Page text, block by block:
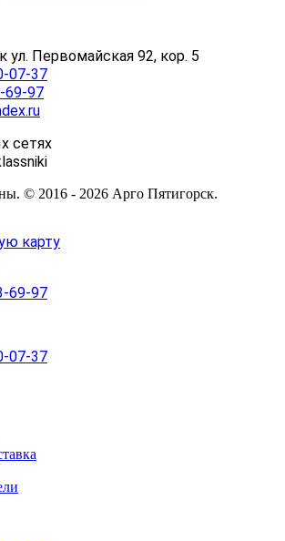
ул. Первомайская 92, кор. 5
07-37
69-97
сетях
© 2016 - 2026 Арго Пятигорск.
карту
69-97
07-37